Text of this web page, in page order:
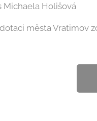
Michaela Holišová
města Vratimov